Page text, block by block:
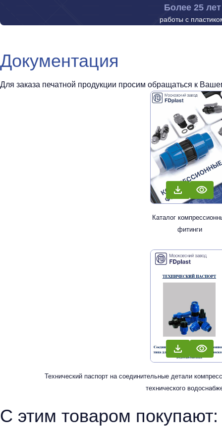
Более 25 лет
работы с
Документация
Для заказа печатной продукции просим обращаться к
Каталог
фитинги
Технический паспорт на соединительные детали
технического
С этим товаром покупают: